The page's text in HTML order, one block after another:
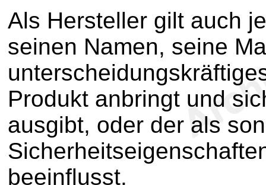
Als Hersteller gilt auch
seinen Namen, seine
Produkt anbringt und
ausgibt, oder der als
beeinflusst.